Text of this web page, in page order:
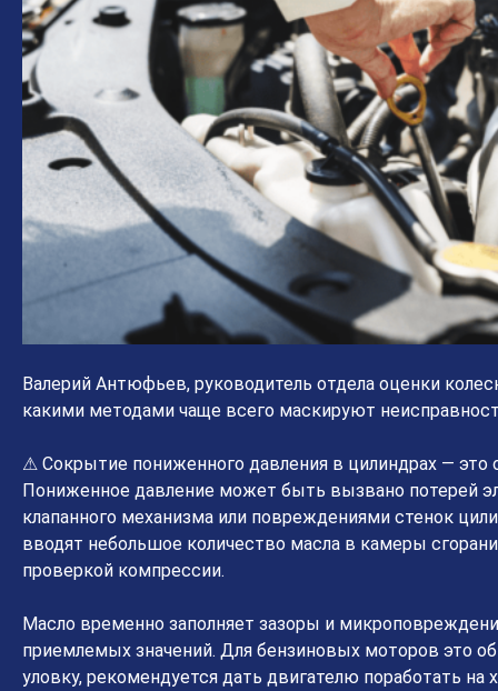
Валерий Антюфьев, руководитель отдела оценки
какими методами чаще всего маскируют
⚠ Сокрытие пониженного давления в цилиндрах — это
Пониженное давление может быть вызвано потерей
клапанного механизма или повреждениями стенок
вводят небольшое количество масла в камеры
проверкой компрессии.
Масло временно заполняет зазоры и
приемлемых значений. Для бензиновых моторов это
уловку, рекомендуется дать двигателю поработать